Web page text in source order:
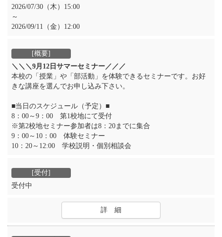
2026/07/30（木）15:00
～
2026/09/11（金）12:00
＼＼＼9月12日サマーセミナー／／／
本校の「授業」や「部活動」を体験できるセミナーです。お好
きな講座を選んでお申し込み下さい。
■当日のスケジュール（予定）■
8：00～9：00 第1校地にて受付
※第2校地セミナー参加者は8：20までに集合
9：00～10：00 体験セミナー
10：20～12:00 学校説明・個別相談会
受付中
詳 細